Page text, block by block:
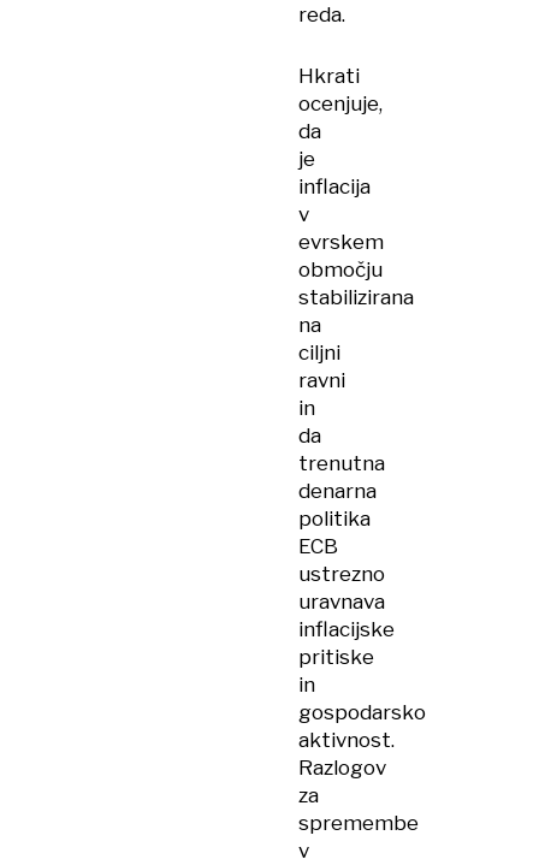
reda.
Hkrati
ocenjuje,
da
je
inflacija
v
evrskem
območju
stabilizirana
na
ciljni
ravni
in
da
trenutna
denarna
politika
ECB
ustrezno
uravnava
inflacijske
pritiske
in
gospodarsko
aktivnost.
Razlogov
za
spremembe
v